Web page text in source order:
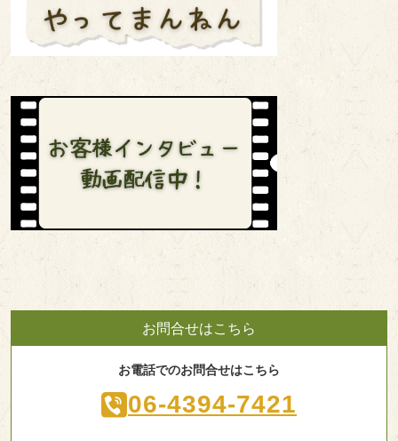
お問合せはこちら
お電話でのお問合せはこちら
06-4394-7421